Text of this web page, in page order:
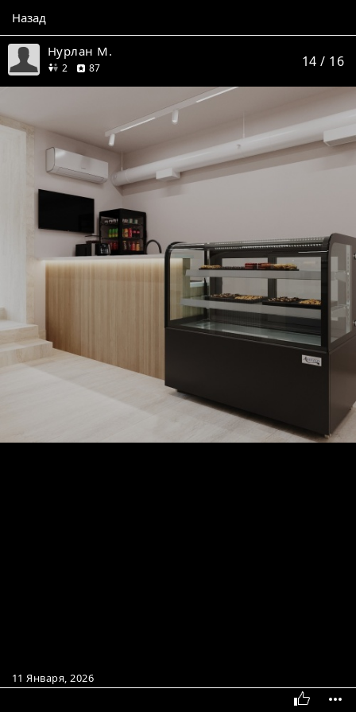
Назад
Нурлан М.
2 друга87отзывов 14 / 16
11 Января, 2026